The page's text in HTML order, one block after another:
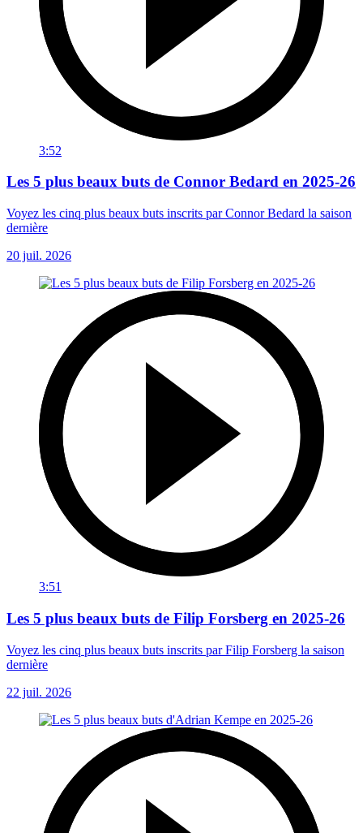
3:52
Les 5 plus beaux buts de Connor Bedard en 2025-26
Voyez les cinq plus beaux buts inscrits par Connor Bedard la saison
dernière
20 juil. 2026
3:51
Les 5 plus beaux buts de Filip Forsberg en 2025-26
Voyez les cinq plus beaux buts inscrits par Filip Forsberg la saison
dernière
22 juil. 2026